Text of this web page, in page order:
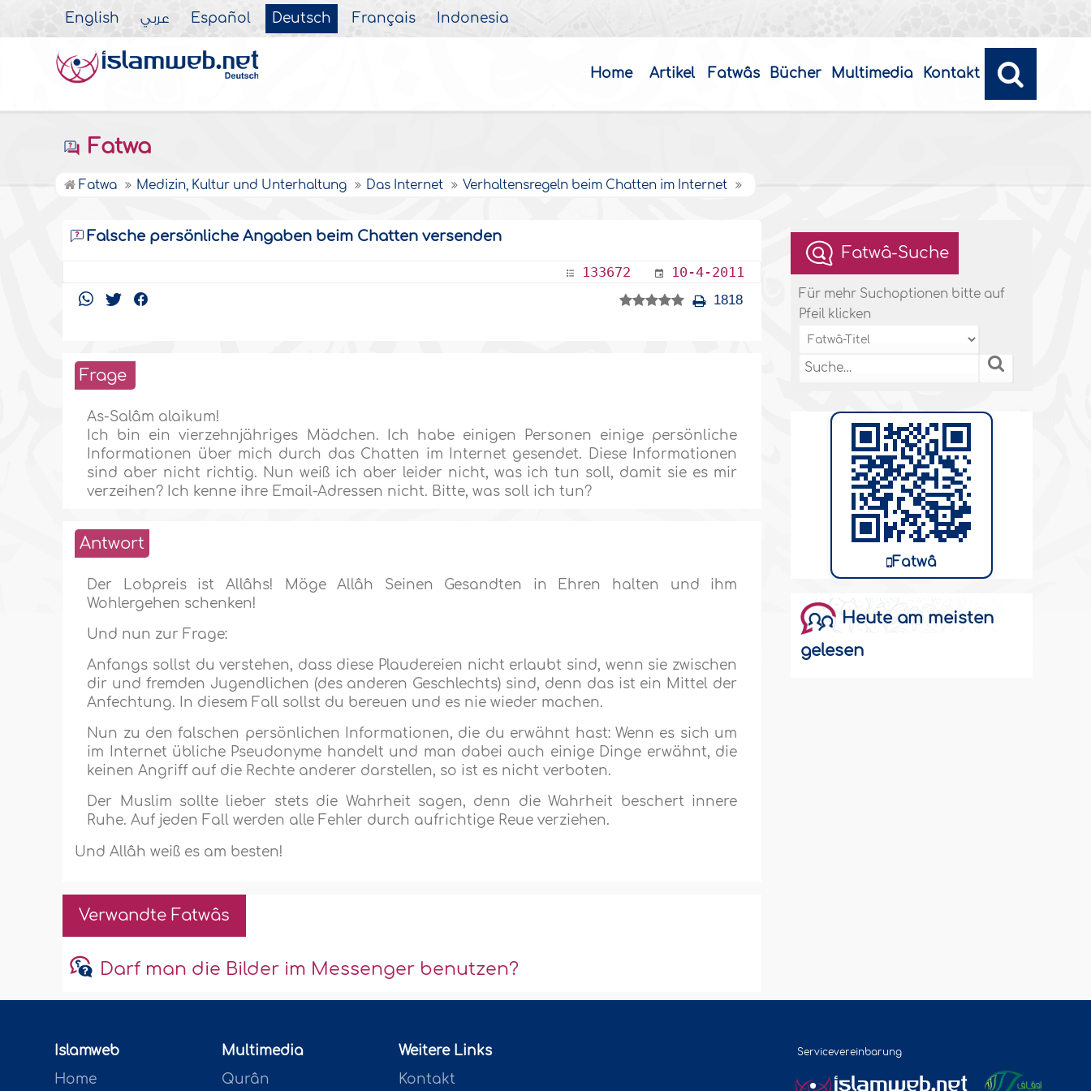
English عربي Español Deutsch Français Indonesia
Home Artikel Fatwâs Bücher Multimedia Kontakt
Fatwa
Fatwa Medizin, Kultur und Unterhaltung Das Internet Verhaltensregeln beim Chatten im Internet
Falsche persönliche Angaben beim Chatten versenden
133672 10-4-2011
1818
Frage
As-Salâm alaikum!
Ich bin ein vierzehnjähriges Mädchen. Ich habe einigen Personen einige persönliche
Informationen über mich durch das Chatten im Internet gesendet. Diese Informationen
sind aber nicht richtig. Nun weiß ich aber leider nicht, was ich tun soll, damit sie es mir
verzeihen? Ich kenne ihre Email-Adressen nicht. Bitte, was soll ich tun?
Antwort
Der Lobpreis ist Allâhs! Möge Allâh Seinen Gesandten in Ehren halten und ihm
Wohlergehen schenken!
Und nun zur Frage:
Anfangs sollst du verstehen, dass diese Plaudereien nicht erlaubt sind, wenn sie zwischen
dir und fremden Jugendlichen (des anderen Geschlechts) sind, denn das ist ein Mittel der
Anfechtung. In diesem Fall sollst du bereuen und es nie wieder machen.
Nun zu den falschen persönlichen Informationen, die du erwähnt hast: Wenn es sich um
im Internet übliche Pseudonyme handelt und man dabei auch einige Dinge erwähnt, die
keinen Angriff auf die Rechte anderer darstellen, so ist es nicht verboten.
Der Muslim sollte lieber stets die Wahrheit sagen, denn die Wahrheit beschert innere
Ruhe. Auf jeden Fall werden alle Fehler durch aufrichtige Reue verziehen.
Und Allâh weiß es am besten!
Verwandte Fatwâs
Darf man die Bilder im Messenger benutzen?
Fatwâ-Suche
Für mehr Suchoptionen bitte auf
Pfeil klicken
Fatwâ
Heute am meisten
gelesen
Islamweb
Home
Multimedia
Qurân
Weitere Links
Kontakt
Servicevereinbarung